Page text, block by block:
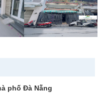
phố Đà Nẵng